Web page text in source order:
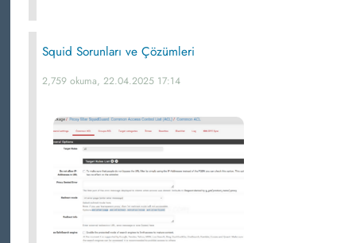
Squid Sorunları ve Çözümleri
2,759 okuma, 22.04.2025 17:14